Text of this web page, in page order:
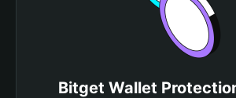
Bitget Wallet